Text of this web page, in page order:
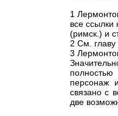
1
все ссылки
(римск.) и
2 См. главу
3
полностью
персонаж
связано с
две